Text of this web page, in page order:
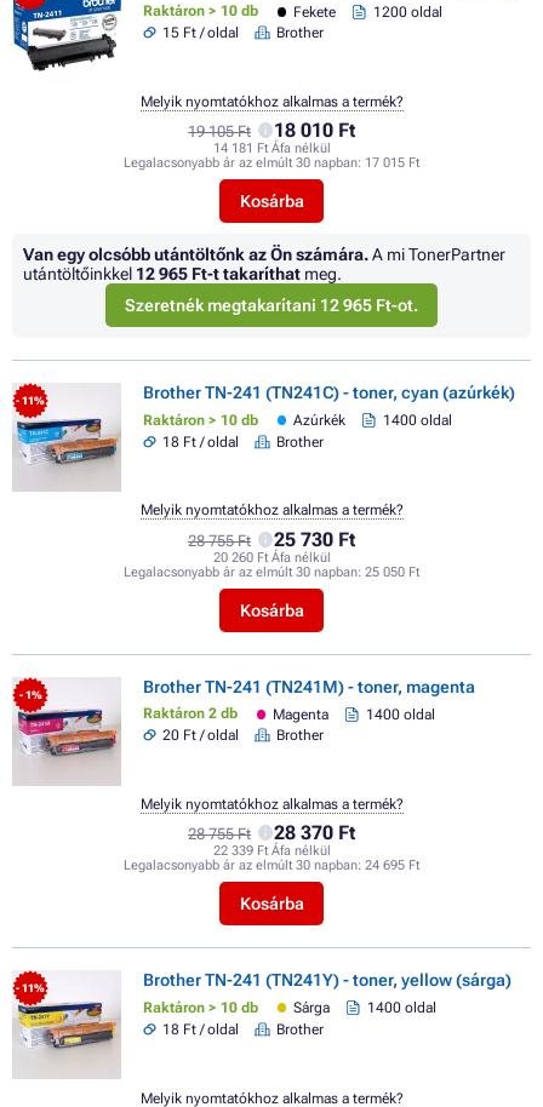
Raktáron > 10 db Fekete
1200 oldal
15 Ft / oldal
Brother
19 105 Ft 18 010 Ft
14 181 Ft Áfa nélkül
Legalacsonyabb ár az elmúlt 30 napban: 17 015 Ft
Kosárba
Melyik nyomtatókhoz alkalmas a termék?
Van egy olcsóbb utántöltőnk az Ön számára.A mi TonerPartner
utántöltőinkkel 12 965 Ft-t takaríthat meg.
Szeretnék megtakarítani 12 965 Ft-ot.
- 11% Brother TN-241 (TN241C) - toner, cyan (azúrkék)
Raktáron > 10 db Azúrkék
1400 oldal
18 Ft / oldal
Brother
28 755 Ft 25 730 Ft
20 260 Ft Áfa nélkül
Legalacsonyabb ár az elmúlt 30 napban: 25 050 Ft
Kosárba
Melyik nyomtatókhoz alkalmas a termék?
- 1% Brother TN-241 (TN241M) - toner, magenta
Raktáron 2 db Magenta
1400 oldal
20 Ft / oldal
Brother
28 755 Ft 28 370 Ft
22 339 Ft Áfa nélkül
Legalacsonyabb ár az elmúlt 30 napban: 24 695 Ft
Kosárba
Melyik nyomtatókhoz alkalmas a termék?
- 11% Brother TN-241 (TN241Y) - toner, yellow (sárga)
Raktáron > 10 db Sárga
1400 oldal
18 Ft / oldal
Brother
Melyik nyomtatókhoz alkalmas a termék?